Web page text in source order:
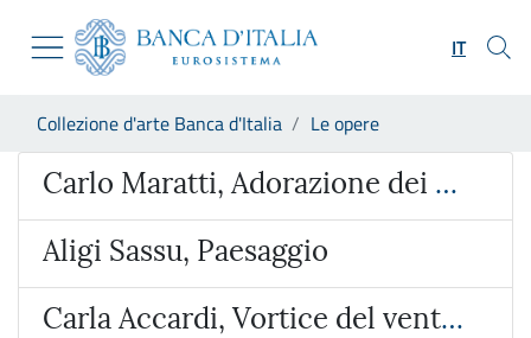
Skip to Main Content
Vai al sito istituzionale
Vai al menu di navigazione
Vai alla ricerca
Vai al footer
IT
Collezione d'arte Banca d'Italia Le opere
Opera
Carlo Maratti, Adorazione dei Magi
Aligi Sassu, Paesaggio
Carla Accardi, Vortice del vento verde